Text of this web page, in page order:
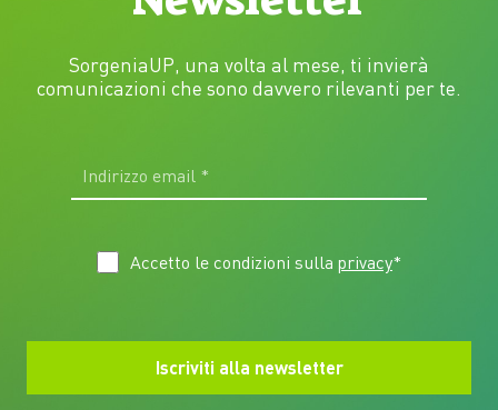
SorgeniaUP, una volta al mese, ti invierà
comunicazioni che sono davvero rilevanti per te.
Accetto le condizioni sulla privacy*